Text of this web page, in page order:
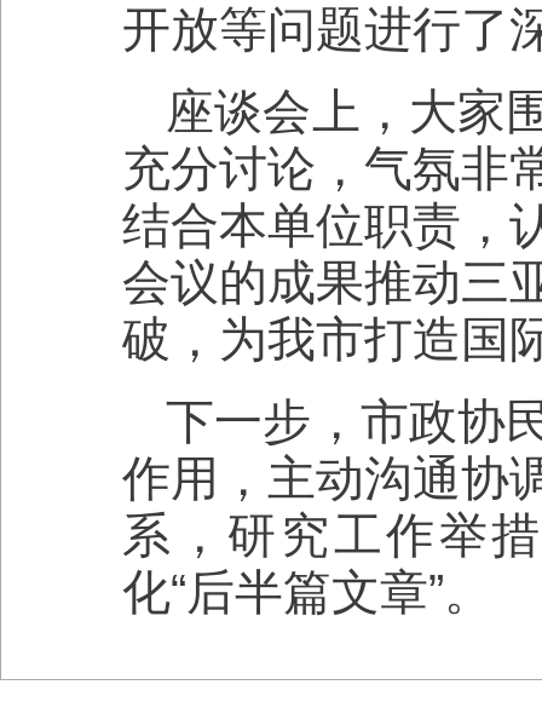
开放等问题进行了
座谈会上，大家
充分讨论，气氛非
结合本单位职责，
会议的成果推动三
破，为我市打造国
下一步，市政协
作用，主动沟通协
系，研究工作举
化“后半篇文章”。